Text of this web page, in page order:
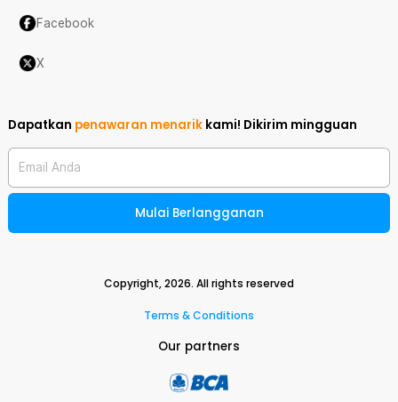
Facebook
X
Dapatkan penawaran menarik kami! Dikirim mingguan
Email Anda
Mulai Berlangganan
Copyright,2026. All rights reserved
Terms & Conditions
Our partners